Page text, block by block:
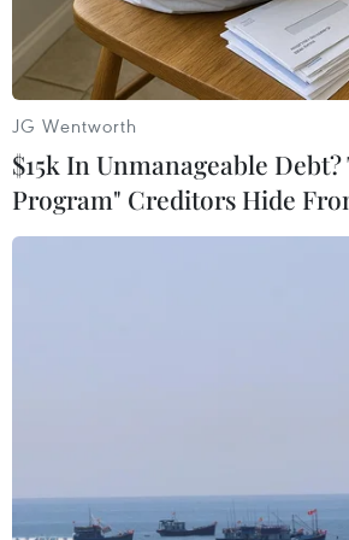
quen thanh toán không dùng
khả năng tiếp cận dịch vụ hiện
JG Wentworth
$15k In Unmanageable
Program" Creditors Hide